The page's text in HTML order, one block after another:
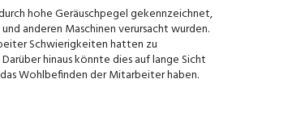
hohe Geräuschpegel gekennzeichnet,
anderen Maschinen verursacht wurden.
Schwierigkeiten hatten zu
hinaus könnte dies auf lange Sicht
Wohlbefinden der Mitarbeiter haben.